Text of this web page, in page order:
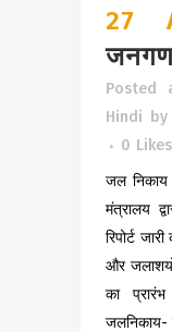
27
Posted
Hindi
by
0 Likes
जल निकाय
मंत्रालय
रिपोर्ट
और
का
जलनिकाय-